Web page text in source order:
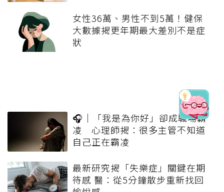
女性36萬、男性不到5萬！健保
大數據揭更年期最大差別不是症
狀
🎧｜「我是為你好」卻成職場霸
凌 心理師揭：很多主管不知道
自己正在霸凌
最新研究揭「失樂症」關鍵在期
待感 醫：從5分鐘散步重新找回